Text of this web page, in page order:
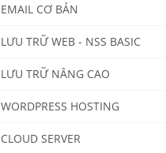
EMAIL CƠ BẢN
LƯU TRỮ WEB - NSS BASIC
LƯU TRỮ NÂNG CAO
WORDPRESS HOSTING
CLOUD SERVER